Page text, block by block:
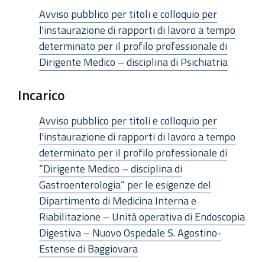
Avviso pubblico per titoli e colloquio per
l'instaurazione di rapporti di lavoro a tempo
determinato per il profilo professionale di
Dirigente Medico – disciplina di Psichiatria
Incarico
Avviso pubblico per titoli e colloquio per
l'instaurazione di rapporti di lavoro a tempo
determinato per il profilo professionale di
“Dirigente Medico – disciplina di
Gastroenterologia” per le esigenze del
Dipartimento di Medicina Interna e
Riabilitazione – Unità operativa di Endoscopia
Digestiva – Nuovo Ospedale S. Agostino-
Estense di Baggiovara